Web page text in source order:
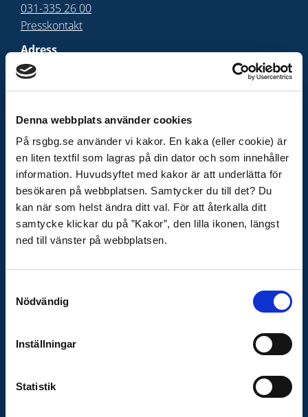
Denna webbplats använder cookies
På rsgbg.se använder vi kakor. En kaka (eller cookie) är
en liten textfil som lagras på din dator och som innehåller
information. Huvudsyftet med kakor är att underlätta för
besökaren på webbplatsen. Samtycker du till det? Du
kan när som helst ändra ditt val. För att återkalla ditt
samtycke klickar du på ”Kakor”, den lilla ikonen, längst
ned till vänster på webbplatsen.
Nödvändig
Inställningar
Statistik
031-335 26 00
Presskontakt
Adress
Räddningstjänsten
Storgöteborg
402 24 Göteborg
E-post
raddningstjansten@rsgbg.se
Organisationsnummer
222000-0752
OM WEBBPLATSEN
Behandling av personuppgifter
Krisinformation